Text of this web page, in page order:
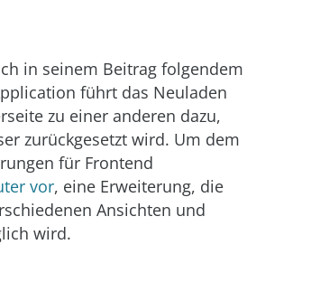
in seinem Beitrag folgendem
führt das Neuladen
zu einer anderen dazu,
zurückgesetzt wird. Um dem
für Frontend
vor, eine Erweiterung, die
Ansichten und
wird.